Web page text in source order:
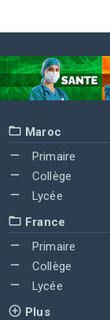
Maroc
Primaire
Collège
Lycée
France
Primaire
Collège
Lycée
Plus